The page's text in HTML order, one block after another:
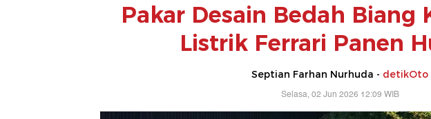
Pakar Desain Bedah Biang
Listrik Ferrari Panen
Septian Farhan Nurhuda - detikOto
Selasa, 02 Jun 2026 12:09 WIB